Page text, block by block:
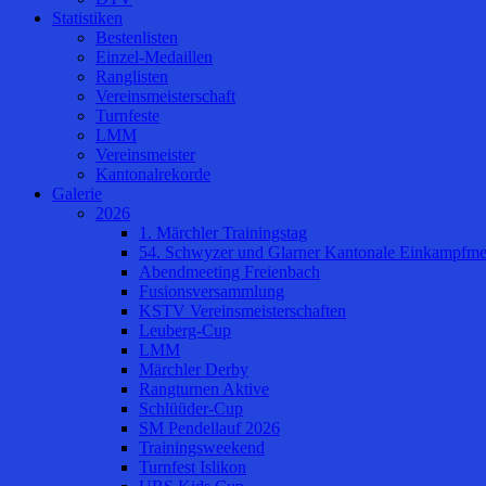
Statistiken
Bestenlisten
Einzel-Medaillen
Ranglisten
Vereinsmeisterschaft
Turnfeste
LMM
Vereinsmeister
Kantonalrekorde
Galerie
2026
1. Märchler Trainingstag
54. Schwyzer und Glarner Kantonale
Abendmeeting Freienbach
Fusionsversammlung
KSTV Vereinsmeisterschaften
Leuberg-Cup
LMM
Märchler Derby
Rangturnen Aktive
Schlüüder-Cup
SM Pendellauf 2026
Trainingsweekend
Turnfest Islikon